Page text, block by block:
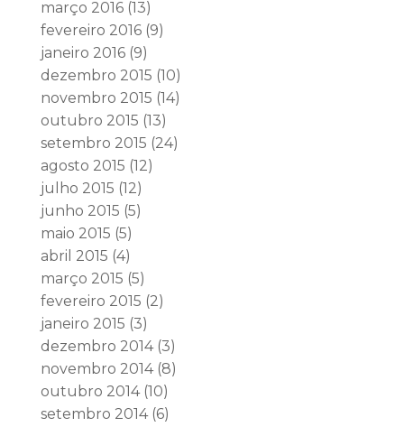
março 2016(13)
fevereiro 2016(9)
janeiro 2016(9)
dezembro 2015 (10)
novembro 2015 (14)
outubro 2015 (13)
setembro 2015 (24)
agosto 2015 (12)
julho 2015 (12)
junho 2015 (5)
maio 2015 (5)
abril 2015 (4)
março 2015 (5)
fevereiro 2015 (2)
janeiro 2015 (3)
dezembro 2014(3)
novembro 2014(8)
outubro 2014(10)
setembro 2014(6)